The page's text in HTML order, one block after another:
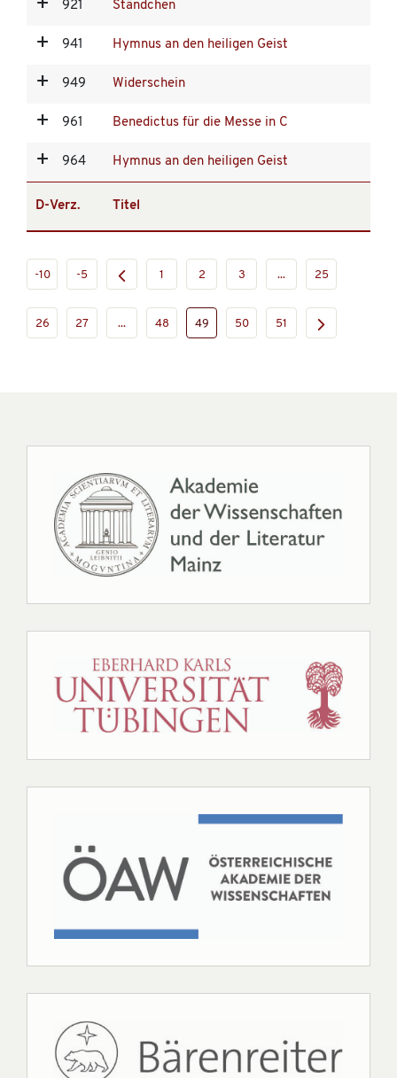
921 Ständchen
941 Hymnus an den heiligen Geist
949 Widerschein
961 Benedictus für die Messe in C
964 Hymnus an den heiligen Geist
D-Verz. Titel
-10 -5 1 2 3 ... 25
26 27 ... 48 49 50 51